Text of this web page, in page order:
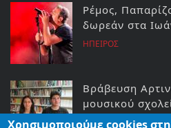
Ρέμος,
δωρεάν στα
ΗΠΕΙΡΟΣ
Βράβευση
μουσικού
Μαθητικό
Χρησιμοποιούμε cookies